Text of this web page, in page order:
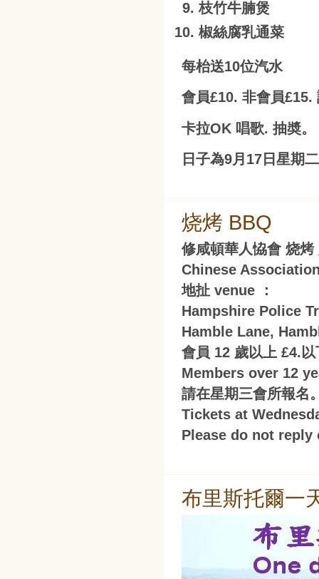
枝竹牛腩煲
椒絲腐乳通菜
每枱送10位汽水
會員£10. 非會員£15.
卡拉OK 唱歌. 抽奬。
日子為9月17日星期
烧烤 BBQ
修咸頓華人恊會 烧
Chinese
地扯 venue ：
Hampshire Police
Hamble Lane,
會員 12 歲以上 £4.
Members over 12
請在星期三會所報名
Tickets at
Please do not
布里斯托爾一